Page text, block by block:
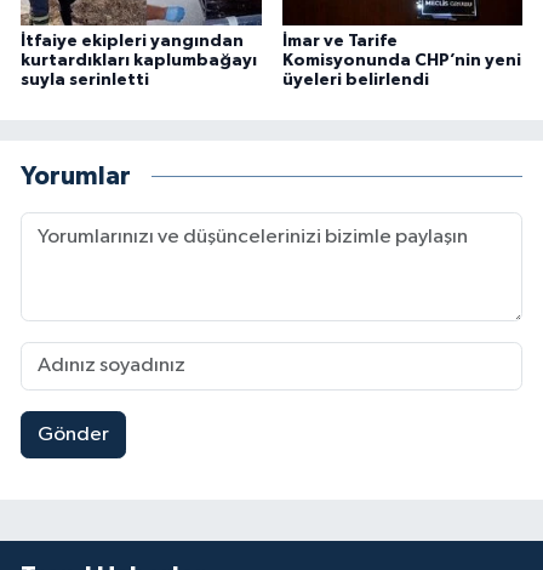
İtfaiye ekipleri yangından
kurtardıkları kaplumbağayı
suyla serinletti
İmar ve Tarife
Komisyonunda CHP’nin yeni
üyeleri belirlendi
Yorumlar
Gönder